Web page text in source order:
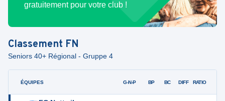
gratuitement pour votre club !
Classement FN
Seniors 40+ Régional - Gruppe 4
ÉQUIPES G-N-P BP BC DIFF RATIO